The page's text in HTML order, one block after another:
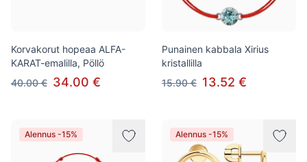
Korvakorut hopeaa ALFA-
KARAT-emalilla, Pöllö
40.00 € 34.00 €
Punainen kabbala Xirius
kristallilla
15.90 € 13.52 €
Alennus -15% Alennus -15%